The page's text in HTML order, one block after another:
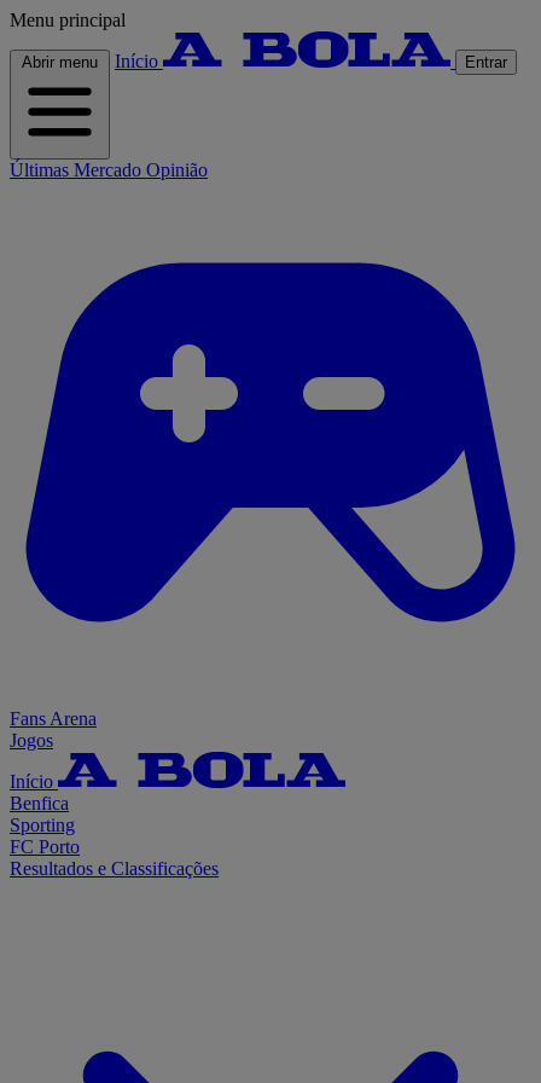
Menu principal
Abrir menu Início Entrar
Últimas Mercado Opinião
Fans Arena
Jogos
Início
Benfica
Sporting
FC Porto
Resultados e Classificações